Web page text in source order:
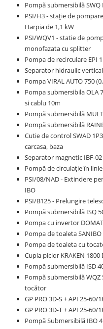
Pompă submersibilă SWQ
PSI/H3 - stație de
Harpia de 1,1 kW
PSI/WQV1 - statie de
monofazata cu splitter
Pompa de recirculare EPI
Separator hidraulic vertical
Pompa VIRAL AUTO 750
Pompa submersibila OLA
si cablu 10m
Pompă submersibilă
Pompă submersibilă
Cutie de control SWAD
carcasa, baza
Separator magnetic IBF-
Pompă de circulație în
PSI/08/NAD - Extindere
IBO
PSI/B125 - Prelungire
Pompă submersibilă ISQ
Pompa cu invertor
Pompa de toaleta
Pompa de toaleta cu
Cupla picior KRAKEN 1800
Pompă submersibilă ISD
Pompă submersibilă WQZ
tocător
GP PRO 3D-S + API 25-
GP PRO 3D-T + API 25-
Pompă Submersibilă IBO